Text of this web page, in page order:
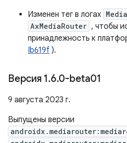
Изменен тег в логах
AxMediaRouter , чтобы
принадлежность к
Ib619f ).
Версия 1.6.0-beta01
9 августа 2023 г.
Выпущены версии